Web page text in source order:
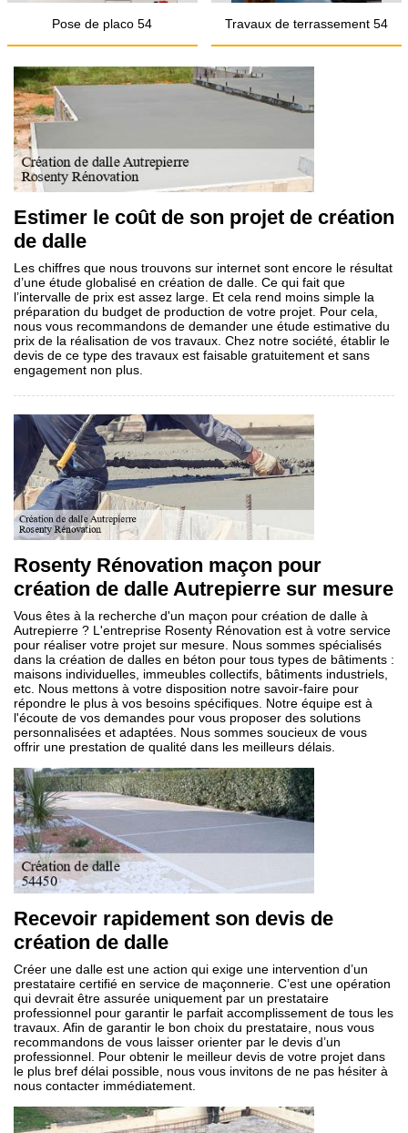
Pose de placo 54 Travaux de terrassement 54
Estimer le coût de son projet de création
de dalle
Les chiffres que nous trouvons sur internet sont encore le résultat
d’une étude globalisé en création de dalle. Ce qui fait que
l’intervalle de prix est assez large. Et cela rend moins simple la
préparation du budget de production de votre projet. Pour cela,
nous vous recommandons de demander une étude estimative du
prix de la réalisation de vos travaux. Chez notre société, établir le
devis de ce type des travaux est faisable gratuitement et sans
engagement non plus.
Rosenty Rénovation maçon pour
création de dalle Autrepierre sur mesure
Vous êtes à la recherche d'un maçon pour création de dalle à
Autrepierre ? L'entreprise Rosenty Rénovation est à votre service
pour réaliser votre projet sur mesure. Nous sommes spécialisés
dans la création de dalles en béton pour tous types de bâtiments :
maisons individuelles, immeubles collectifs, bâtiments industriels,
etc. Nous mettons à votre disposition notre savoir-faire pour
répondre le plus à vos besoins spécifiques. Notre équipe est à
l'écoute de vos demandes pour vous proposer des solutions
personnalisées et adaptées. Nous sommes soucieux de vous
offrir une prestation de qualité dans les meilleurs délais.
Recevoir rapidement son devis de
création de dalle
Créer une dalle est une action qui exige une intervention d’un
prestataire certifié en service de maçonnerie. C’est une opération
qui devrait être assurée uniquement par un prestataire
professionnel pour garantir le parfait accomplissement de tous les
travaux. Afin de garantir le bon choix du prestataire, nous vous
recommandons de vous laisser orienter par le devis d’un
professionnel. Pour obtenir le meilleur devis de votre projet dans
le plus bref délai possible, nous vous invitons de ne pas hésiter à
nous contacter immédiatement.